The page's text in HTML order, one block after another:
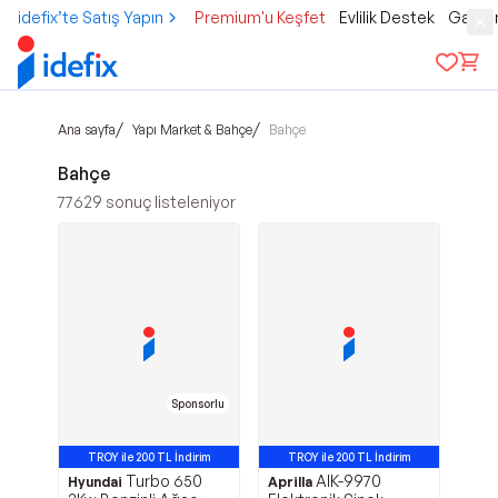
idefix’te Satış Yapın Premium'u Keşfet Evlilik Destek
Ana sayfa/ Yapı Market & Bahçe/ Bahçe
Bahçe
77629 sonuç listeleniyor
Sponsorlu
TROY ile 200 TL İndirim
Hyundai Turbo 650
TROY ile 200 TL İndirim
En Çok Satan 1. Ürün
Aprilla AIK-9970